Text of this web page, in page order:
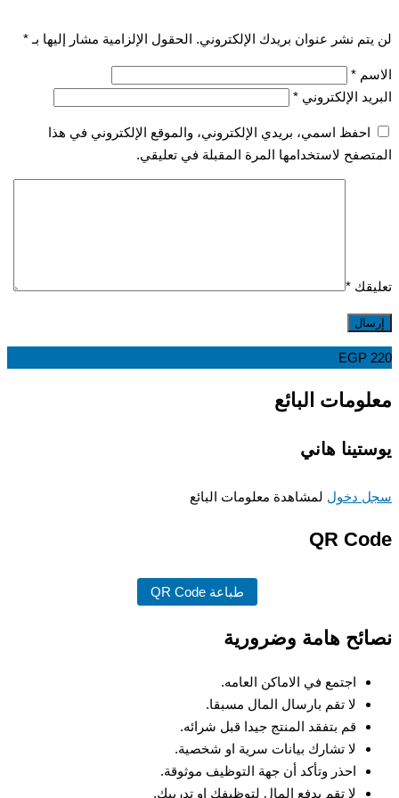
نشر عنوان بريدك الإلكتروني. الحقول الإلزامية مشار إليها بـ*
*
الإلكتروني *
احفظ اسمي، بريدي الإلكتروني، والموقع الإلكتروني في هذا
لاستخدامها المرة المقبلة في تعليقي.
*
EGP
البائع
هاني
دخوللمشاهدة معلومات البائع
QR
طباعة QR Code
هامة وضرورية
اجتمع في الاماكن العامه.
لا تقم بارسال المال مسبقا.
قم بتفقد المنتج جيدا قبل شرائه.
لا تشارك بيانات سرية او شخصية.
احذر وتأكد أن جهة التوظيف موثوقة.
لا تقم بدفع المال لتوظيفك او تدريبك.